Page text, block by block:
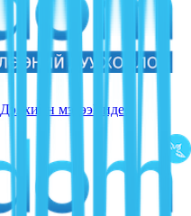
Дэлхийн мэдээВидео